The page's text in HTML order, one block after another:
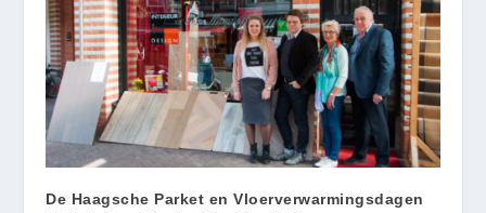
De Haagsche Parket en Vloerverwarmingsdagen